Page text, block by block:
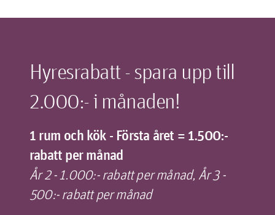
Hyresrabatt - spara upp till
2.000:- i månaden!
1 rum och kök - Första året = 1.500:-
rabatt per månad
År 2 - 1.000:- rabatt per månad, År 3 -
500:- rabatt per månad